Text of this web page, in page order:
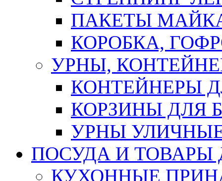
ПАКЕТЫ
КОРОБКА,
УРНЫ,
КОНТЕЙНЕРЫ
КОРЗИНЫ ДЛЯ
УРНЫ
ПОСУДА И ТОВАРЫ
КУХОННЫЕ